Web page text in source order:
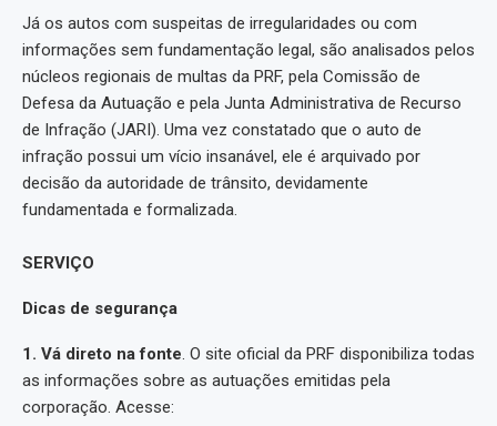
Já os autos com suspeitas de irregularidades ou com
informações sem fundamentação legal, são analisados pelos
núcleos regionais de multas da PRF, pela Comissão de
Defesa da Autuação e pela Junta Administrativa de Recurso
de Infração (JARI). Uma vez constatado que o auto de
infração possui um vício insanável, ele é arquivado por
decisão da autoridade de trânsito, devidamente
fundamentada e formalizada.
SERVIÇO
Dicas de segurança
1. Vá direto na fonte. O site oficial da PRF disponibiliza todas
as informações sobre as autuações emitidas pela
corporação. Acesse: